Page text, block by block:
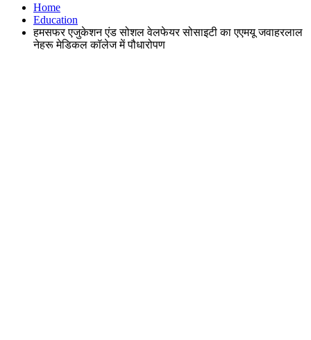
Home
Education
हमसफर एजुकेशन एंड सोशल वेलफेयर सोसाइटी का एएमयू जवाहरलाल
नेहरू मेडिकल कॉलेज में पौधारोपण